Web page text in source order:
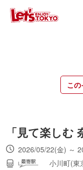
こ
「見て楽しむ
小川町(東